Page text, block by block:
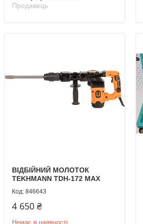
Продавець
ВІДБІЙНИЙ МОЛОТОК
TEKHMANN TDH-172 MAX
846643
4 650 ₴
Немає в наявності